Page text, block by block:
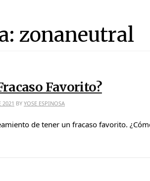
zonaneutral
Favorito?
2021 BY YOSE ESPINOSA
de tener un fracaso favorito.